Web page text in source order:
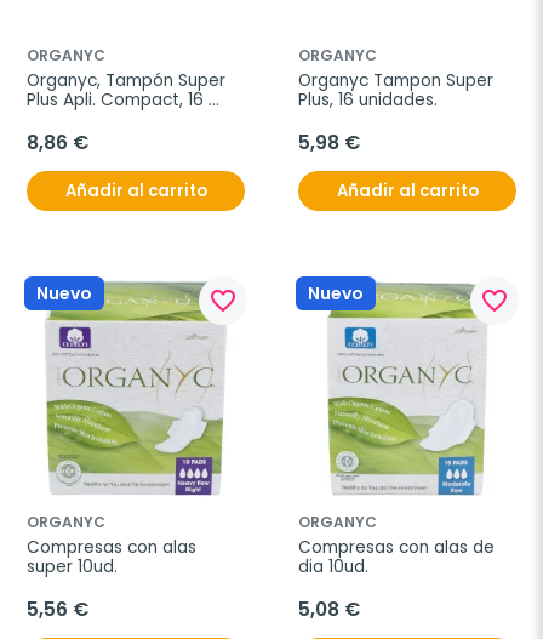
ORGANYC
Organyc, Tampón Super
Plus Apli. Compact, 16
8,86 €
Añadir al carrito
ORGANYC
Organyc Tampon Super
Plus, 16 unidades.
5,98 €
Añadir al carrito
Nuevo favorite_border
ORGANYC
Compresas con alas
super 10ud.
5,56 €
Nuevo favorite_border
ORGANYC
Compresas con alas de
dia 10ud.
5,08 €